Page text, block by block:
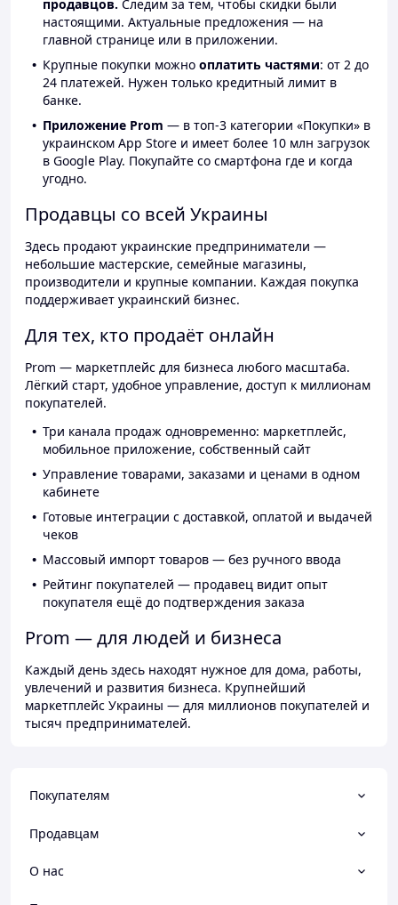
продавцов. Следим за тем, чтобы скидки были
настоящими. Актуальные предложения — на
главной странице или в приложении.
Крупные покупки можно оплатить частями: от 2 до
24 платежей. Нужен только кредитный лимит в
банке.
Приложение Prom — в топ-3 категории «Покупки» в
украинском App Store и имеет более 10 млн загрузок
в Google Play. Покупайте со смартфона где и когда
угодно.
Продавцы со всей Украины
Здесь продают украинские предприниматели —
небольшие мастерские, семейные магазины,
производители и крупные компании. Каждая покупка
поддерживает украинский бизнес.
Для тех, кто продаёт онлайн
Prom — маркетплейс для бизнеса любого масштаба.
Лёгкий старт, удобное управление, доступ к миллионам
покупателей.
Три канала продаж одновременно: маркетплейс,
мобильное приложение, собственный сайт
Управление товарами, заказами и ценами в одном
кабинете
Готовые интеграции с доставкой, оплатой и выдачей
чеков
Массовый импорт товаров — без ручного ввода
Рейтинг покупателей — продавец видит опыт
покупателя ещё до подтверждения заказа
Prom — для людей и бизнеса
Каждый день здесь находят нужное для дома, работы,
увлечений и развития бизнеса. Крупнейший
маркетплейс Украины — для миллионов покупателей и
тысяч предпринимателей.
Покупателям
Продавцам
О нас